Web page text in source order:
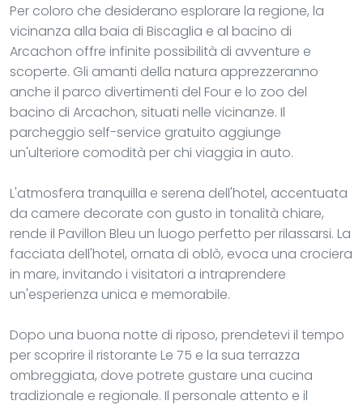
Per coloro che desiderano esplorare la regione, la
vicinanza alla baia di Biscaglia e al bacino di
Arcachon offre infinite possibilità di avventure e
scoperte. Gli amanti della natura apprezzeranno
anche il parco divertimenti del Four e lo zoo del
bacino di Arcachon, situati nelle vicinanze. Il
parcheggio self-service gratuito aggiunge
un'ulteriore comodità per chi viaggia in auto.
L'atmosfera tranquilla e serena dell'hotel, accentuata
da camere decorate con gusto in tonalità chiare,
rende il Pavillon Bleu un luogo perfetto per rilassarsi. La
facciata dell'hotel, ornata di oblò, evoca una crociera
in mare, invitando i visitatori a intraprendere
un'esperienza unica e memorabile.
Dopo una buona notte di riposo, prendetevi il tempo
per scoprire il ristorante Le 75 e la sua terrazza
ombreggiata, dove potrete gustare una cucina
tradizionale e regionale. Il personale attento e il